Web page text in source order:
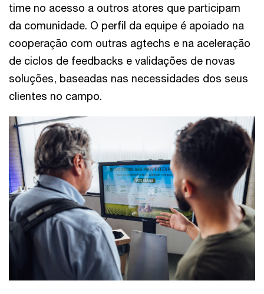
time no acesso a outros atores que participam
da comunidade. O perfil da equipe é apoiado na
cooperação com outras agtechs e na aceleração
de ciclos de feedbacks e validações de novas
soluções, baseadas nas necessidades dos seus
clientes no campo.